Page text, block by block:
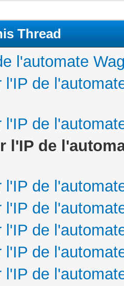
Thread
l'automate
l'IP de
l'IP de
l'IP de
l'IP de
l'IP de
l'IP de
l'IP de
l'IP de